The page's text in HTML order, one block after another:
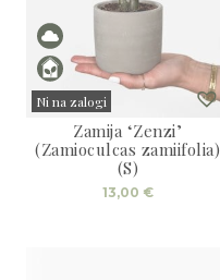
Ni na zalogi
Sold
Zamija ‘Zenzi’
(Zamioculcas zamiifolia)
(S)
13,00 €